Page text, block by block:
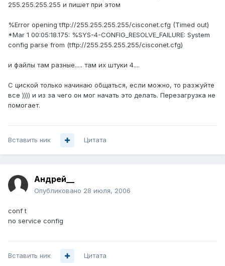
255.255.255.255 и пишет при этом
%Error opening tftp://255.255.255.255/cisconet.cfg (Timed out)
*Mar 1 00:05:18.175: %SYS-4-CONFIG_RESOLVE_FAILURE: System
config parse from (tftp://255.255.255.255/cisconet.cfg)
и файлы там разные..... там их штуки 4....
С циской только начинаю общаться, если можно, то разжуйте
все )))) и из за чего он мог начать это делать. Перезагрузка не
помогает.
Вставить ник Цитата
Андрей__
Опубликовано 28 июля, 2006
conf t
no service config
Вставить ник Цитата